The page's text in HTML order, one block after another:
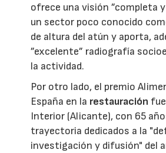
ofrece una visión ”completa
un sector poco conocido
de altura del atún y aporta,
”excelente” radiografía
la actividad.
Por otro lado, el premio
España en la restauración
Interior (Alicante), con 65
trayectoria dedicados a la
investigación y difusión" del